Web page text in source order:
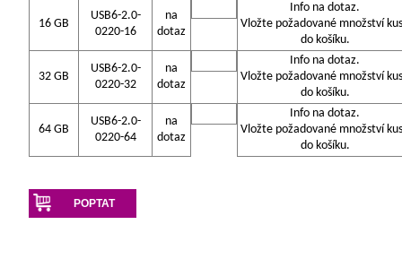
16 GB
USB6-2.0-
0220-16
na
dotaz
Info na dotaz.
Vložte požadované množství
do košíku.
32 GB
USB6-2.0-
0220-32
na
dotaz
Info na dotaz.
Vložte požadované množství
do košíku.
64 GB
USB6-2.0-
0220-64
na
dotaz
Info na dotaz.
Vložte požadované množství
do košíku.
POPTAT